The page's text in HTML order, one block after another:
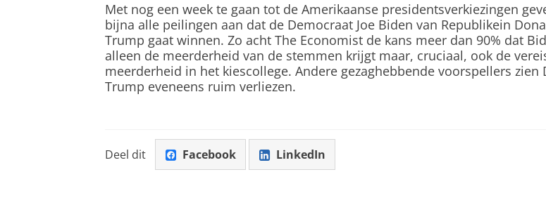
Met nog een week te gaan tot de Amerikaanse presidentsverkiezingen
bijna alle peilingen aan dat de Democraat Joe Biden van Republikein
Trump gaat winnen. Zo acht The Economist de kans meer dan 90% dat
alleen de meerderheid van de stemmen krijgt maar, cruciaal, ook de
meerderheid in het kiescollege. Andere gezaghebbende voorspellers zien
Trump eveneens ruim verliezen.
Deel dit Facebook LinkedIn